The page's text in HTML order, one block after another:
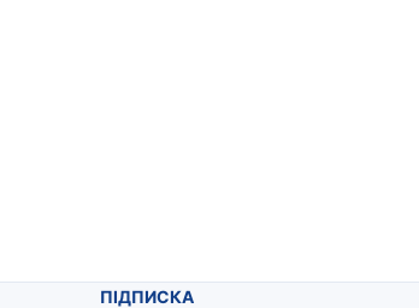
ПІДПИСКА